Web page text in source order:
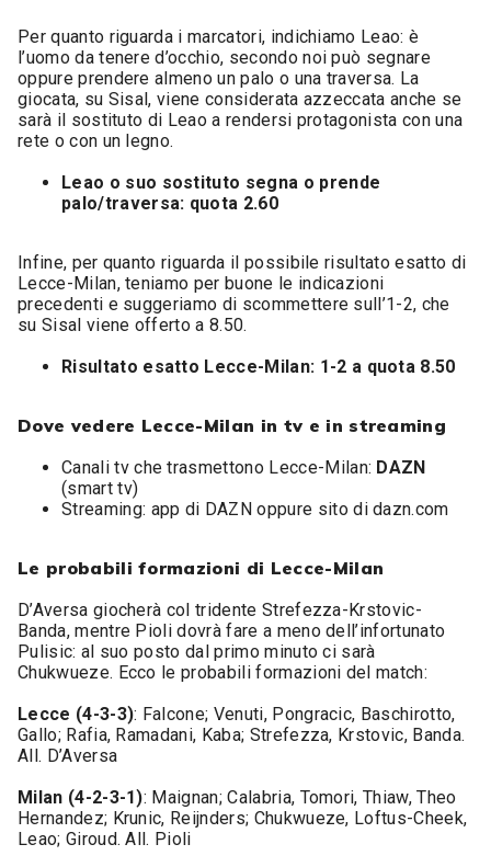
Per quanto riguarda i marcatori, indichiamo Leao: è
l’uomo da tenere d’occhio, secondo noi può segnare
oppure prendere almeno un palo o una traversa. La
giocata, su Sisal, viene considerata azzeccata anche se
sarà il sostituto di Leao a rendersi protagonista con una
rete o con un legno.
Leao o suo sostituto segna o prende
palo/traversa: quota 2.60
Infine, per quanto riguarda il possibile risultato esatto di
Lecce-Milan, teniamo per buone le indicazioni
precedenti e suggeriamo di scommettere sull’1-2, che
su Sisal viene offerto a 8.50.
Risultato esatto Lecce-Milan: 1-2 a quota 8.50
Dove vedere Lecce-Milan in tv e in streaming
Canali tv che trasmettono Lecce-Milan: DAZN
(smart tv)
Streaming: app di DAZN oppure sito di dazn.com
Le probabili formazioni di Lecce-Milan
D’Aversa giocherà col tridente Strefezza-Krstovic-
Banda, mentre Pioli dovrà fare a meno dell’infortunato
Pulisic: al suo posto dal primo minuto ci sarà
Chukwueze. Ecco le probabili formazioni del match:
Lecce (4-3-3): Falcone; Venuti, Pongracic, Baschirotto,
Gallo; Rafia, Ramadani, Kaba; Strefezza, Krstovic, Banda.
All. D’Aversa
Milan (4-2-3-1): Maignan; Calabria, Tomori, Thiaw, Theo
Hernandez; Krunic, Reijnders; Chukwueze, Loftus-Cheek,
Leao; Giroud. All. Pioli